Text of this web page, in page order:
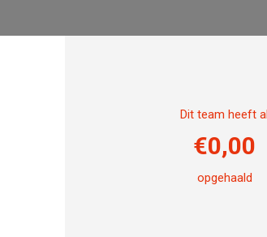
Dit team heeft al
€0,00
opgehaald